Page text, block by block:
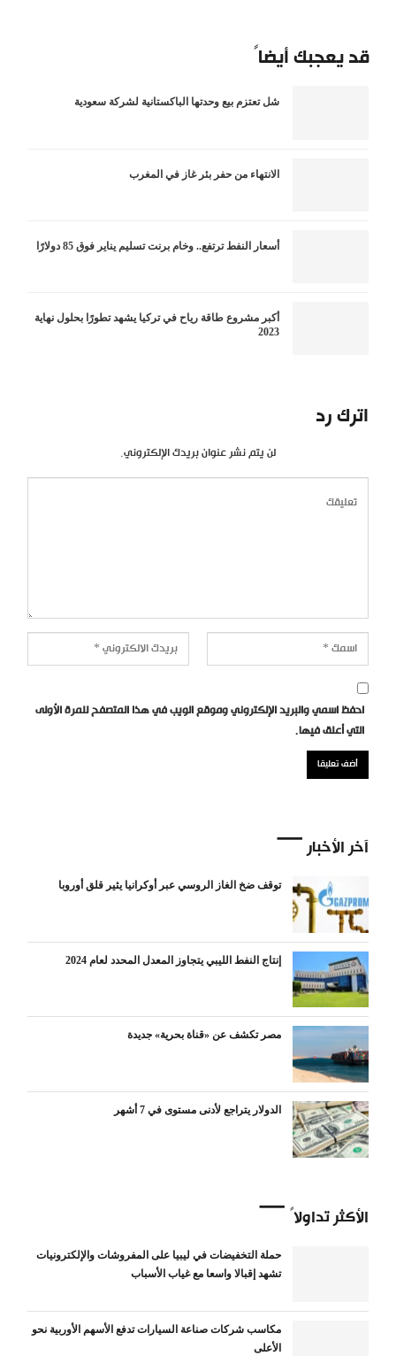
قد يعجبك أيضاً
شل تعتزم بيع وحدتها الباكستانية لشركة سعودية
الانتهاء من حفر بئر غاز في المغرب
أسعار النفط ترتفع.. وخام برنت تسليم يناير فوق 85 دولارًا
أكبر مشروع طاقة رياح في تركيا يشهد تطورًا بحلول نهاية
2023
اترك رد
لن يتم نشر عنوان بريدك الإلكتروني.
احفظ اسمي والبريد الإلكتروني وموقع الويب في هذا المتصفح للمرة الأولى
التي أعلق فيها.
آخر الأخبار
توقف ضخ الغاز الروسي عبر أوكرانيا يثير قلق أوروبا
إنتاج النفط الليبي يتجاوز المعدل المحدد لعام 2024
مصر تكشف عن «قناة بحرية» جديدة
الدولار يتراجع لأدنى مستوى في 7 أشهر
الأكثر تداولاً
حملة التخفيضات في ليبيا على المفروشات والإلكترونيات
تشهد إقبالا واسعا مع غياب الأسباب
مكاسب شركات صناعة السيارات تدفع الأسهم الأوربية نحو
الأعلى